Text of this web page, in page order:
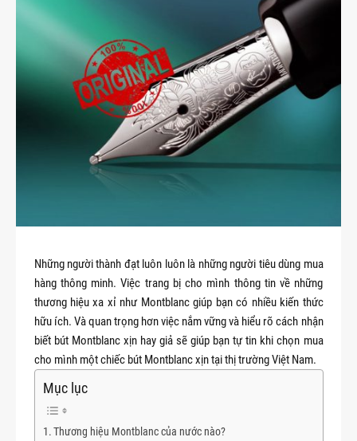
Những người thành đạt luôn luôn là những người tiêu dùng mua
hàng thông minh. Việc trang bị cho mình thông tin về những
thương hiệu xa xỉ như Montblanc giúp bạn có nhiều kiến thức
hữu ích. Và quan trọng hơn việc nắm vững và hiểu rõ cách nhận
biết bút Montblanc xịn hay giả sẽ giúp bạn tự tin khi chọn mua
cho mình một chiếc bút Montblanc xịn tại thị trường Việt Nam.
Mục lục
Thương hiệu Montblanc của nước nào?